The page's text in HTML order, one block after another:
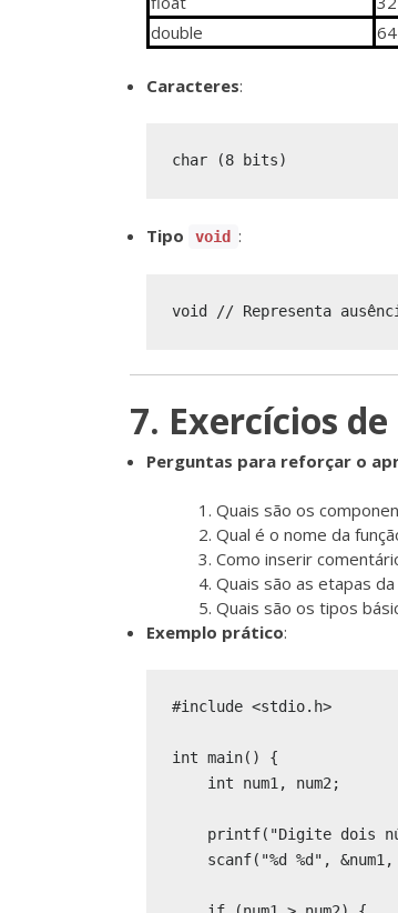
double
Caracteres:
Tipo void :
7. Exercícios
Perguntas para reforçar o
Quais são os
Qual é o nome da
Como inserir
Quais são as etapas
Quais são os tipos
Exemplo prático:
#include <stdio.h>
int main() {
    int num1, num2;
printf("Digite dois
scanf("%d %d", &num1,